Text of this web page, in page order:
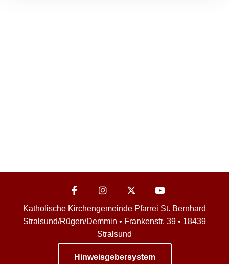
Katholische Kirchengemeinde Pfarrei St. Bernhard
Stralsund/Rügen/Demmin • Frankenstr. 39 • 18439
Stralsund
Hinweisgebersystem